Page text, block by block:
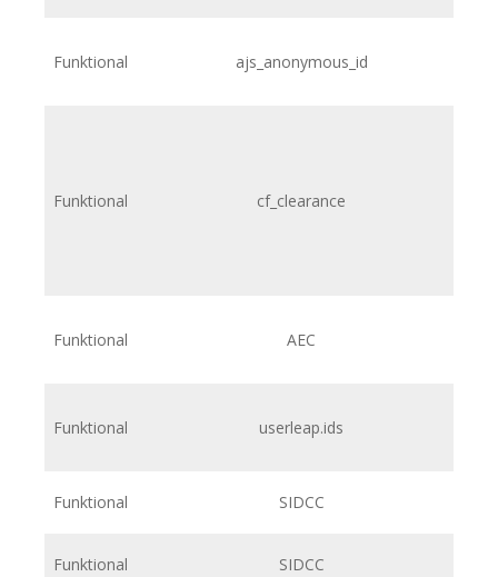
Funktional ajs_anonymous_id
Funktional cf_clearance
Funktional AEC
Funktional userleap.ids
Funktional SIDCC
Funktional SIDCC